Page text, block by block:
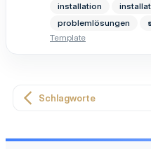
installation
problemlösungen
Template
Schlagworte